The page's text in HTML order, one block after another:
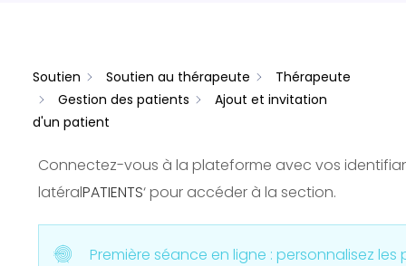
Soutien Soutien au thérapeute
Thérapeute
Gestion des patients
Ajout et invitation
d'un patient
Connectez-vous à la plateforme avec vos
latéralPATIENTS‘pour accéder à la section.
Première séance en ligne : personnalisez